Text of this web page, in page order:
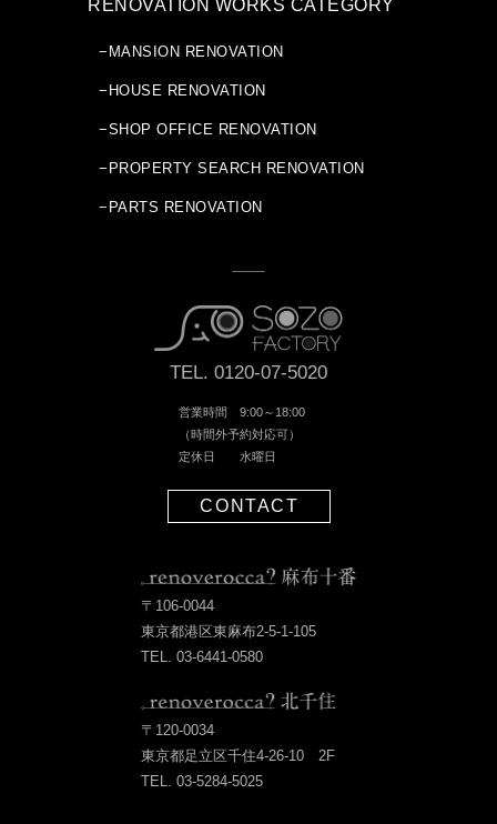
RENOVATION WORKS CATEGORY
−MANSION RENOVATION
−HOUSE RENOVATION
−SHOP OFFICE RENOVATION
−PROPERTY SEARCH RENOVATION
−PARTS RENOVATION
TEL. 0120-07-5020
営業時間 9:00～18:00
（時間外予約対応可）
定休日 水曜日
CONTACT
〒106-0044
東京都港区東麻布2-5-1-105
TEL. 03-6441-0580
〒120-0034
東京都足立区千住4-26-10 2F
TEL. 03-5284-5025